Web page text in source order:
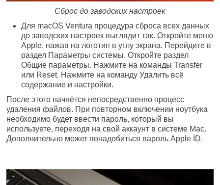
Сброс до заводских настроек
Для macOS Ventura процедура сброса всех данных
до заводских настроек выглядит так. Откройте меню
Apple, нажав на логотип в углу экрана. Перейдите в
раздел Параметры системы. Откройте раздел
Общие параметры. Нажмите на команды Transfer
или Reset. Нажмите на команду Удалить всё
содержание и настройки.
После этого начнётся непосредственно процесс
удаления файлов. При повторном включении ноутбука
необходимо будет ввести пароль, который вы
используете, переходя на свой аккаунт в системе Mac.
Дополнительно может понадобиться пароль Apple ID.